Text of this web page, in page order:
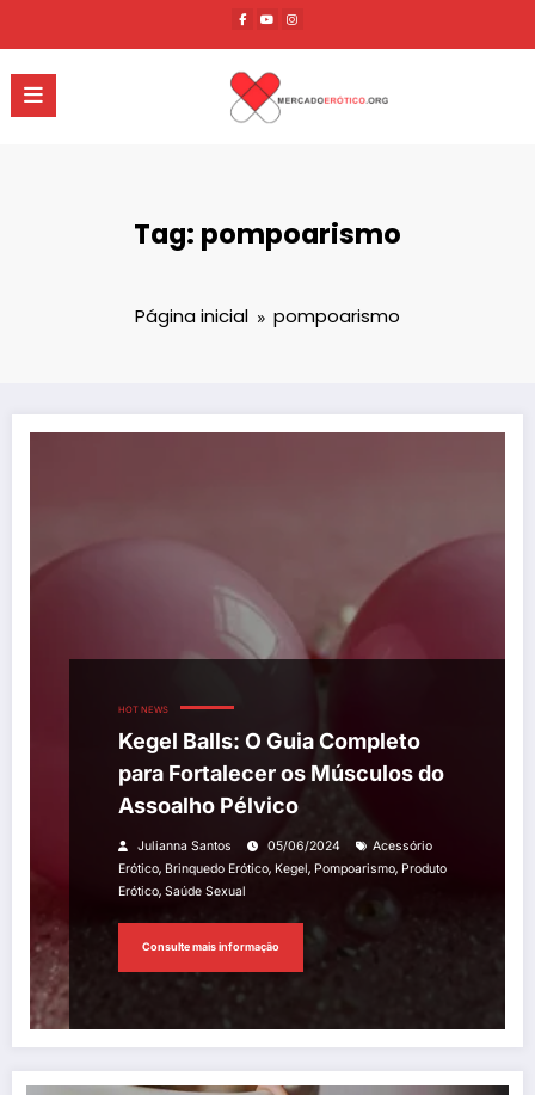
o
conteúdo
Tag: pompoarismo
Página inicial pompoarismo
HOT NEWS
Kegel Balls: O Guia Completo
para Fortalecer os Músculos do
Assoalho Pélvico
Julianna Santos 05/06/2024
Acessório
Erótico, Brinquedo Erótico, Kegel, Pompoarismo, Produto
Erótico, Saúde Sexual
Consulte mais informação